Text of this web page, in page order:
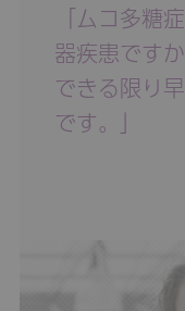
「ムコ多糖
器疾患ですか
できる限り
です。」